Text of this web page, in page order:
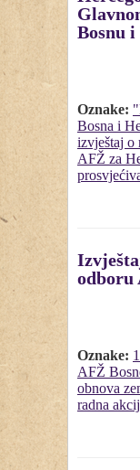
Bosnu
Oznake:
Bosna i
izvještaj o
AFŽ za
odboru
Oznake:
AFŽ
obnova
radna